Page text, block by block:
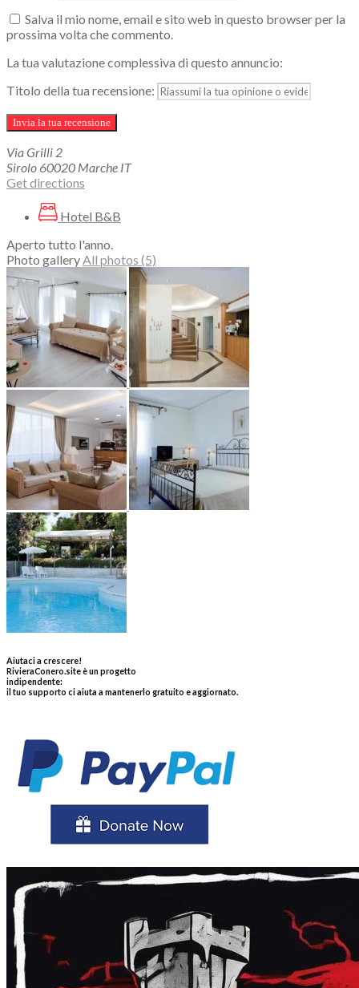
Salva il mio nome, email e sito web in questo browser per la
prossima volta che commento.
La tua valutazione complessiva di questo annuncio:
Titolo della tua recensione:
Via Grilli 2
Sirolo 60020 Marche IT
Get directions
Hotel B&B
Aperto tutto l'anno.
Photo galleryAll photos (5)
Aiutaci a crescere!
RivieraConero.site è un progetto
indipendente:
il tuo supporto ci aiuta a mantenerlo gratuito e aggiornato.